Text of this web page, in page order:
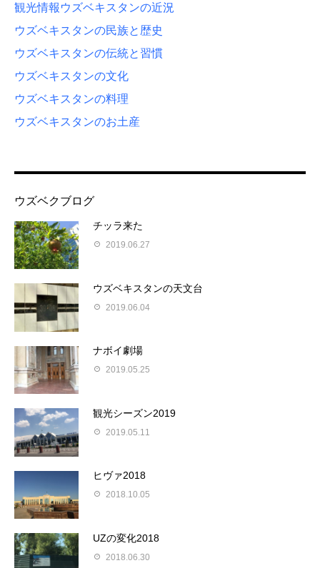
観光情報 ウズベキスタンの近況
ウズベキスタンの民族と歴史
ウズベキスタンの伝統と習慣
ウズベキスタンの文化
ウズベキスタンの料理
ウズベキスタンのお土産
ウズベクブログ
チッラ来た
2019.06.27
ウズベキスタンの天文台
2019.06.04
ナボイ劇場
2019.05.25
観光シーズン2019
2019.05.11
ヒヴァ2018
2018.10.05
UZの変化2018
2018.06.30